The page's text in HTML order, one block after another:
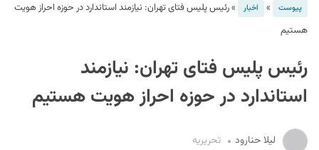
پیوست » اخبار »رئیس پلیس فتای تهران: نیازمند استاندارد در حوزه احراز هویت
هستیم
رئیس پلیس فتای تهران: نیازمند
استاندارد در حوزه احراز هویت هستیم
لیلا حنارود تحریریه